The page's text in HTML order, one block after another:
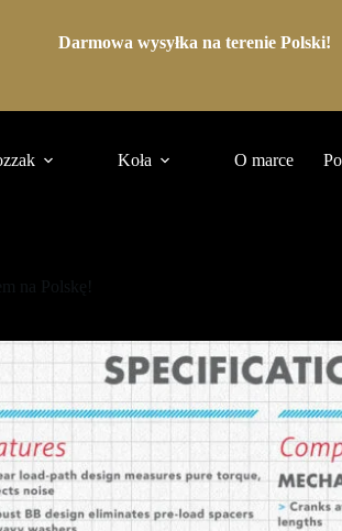
Darmowa wysyłka na terenie Polski!
Koła O marce
na Polskę!